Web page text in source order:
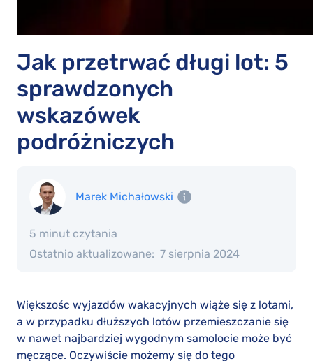
Jak przetrwać długi lot: 5
sprawdzonych
wskazówek
podróżniczych
Marek Michałowski
5 minut czytania
Ostatnio aktualizowane: 7 sierpnia 2024
Większośc wyjazdów wakacyjnych wiąże się z lotami,
a w przypadku dłuższych lotów przemieszczanie się
w nawet najbardziej wygodnym samolocie może być
męczące. Oczywiście możemy się do tego